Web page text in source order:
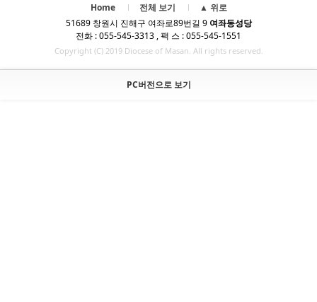
Home 전체 보기
▲ 위로
51689 창원시 진해구 여좌로89번길 9 여좌동성당
전화 : 055-545-3313 , 팩 스 : 055-545-1551
Copyright (C) 2019 Diocese of Masan. All rights reserved.
PC버전으로 보기